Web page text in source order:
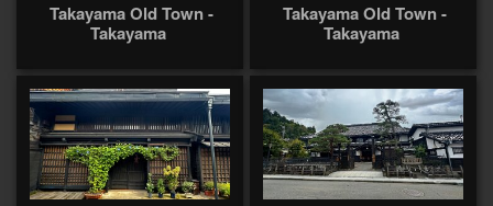
Takayama Old Town -
Takayama
Takayama Old Town -
Takayama